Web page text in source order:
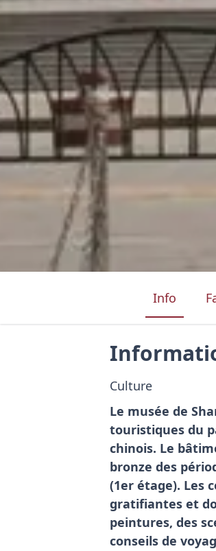
Info
Culture
Le musée de
touristiques du
chinois. Le
bronze des
(1er étage). Les
gratifiantes et
peintures, des
conseils de